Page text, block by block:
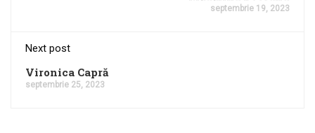
septembrie 19, 2023
Next post
Vironica Capră
septembrie 25, 2023